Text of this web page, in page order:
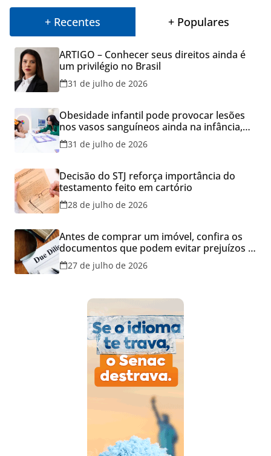
+ Recentes + Populares
ARTIGO – Conhecer seus direitos ainda é
um privilégio no Brasil
31 de julho de 2026
Obesidade infantil pode provocar lesões
nos vasos sanguíneos ainda na infância,
alerta estudo
31 de julho de 2026
Decisão do STJ reforça importância do
testamento feito em cartório
28 de julho de 2026
Antes de comprar um imóvel, confira os
documentos que podem evitar prejuízos e
disputas na justiça
27 de julho de 2026